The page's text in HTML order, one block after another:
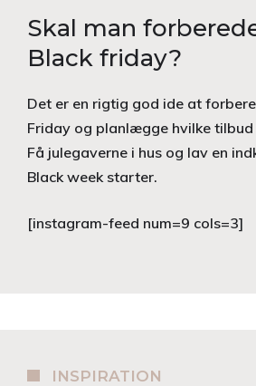
Skal man
Black friday?
Det er en rigtig god ide at
Friday og planlægge hvilke
Få julegaverne i hus og lav en
Black week starter.
[instagram-feed num=9 cols=3]
INSPIRATION